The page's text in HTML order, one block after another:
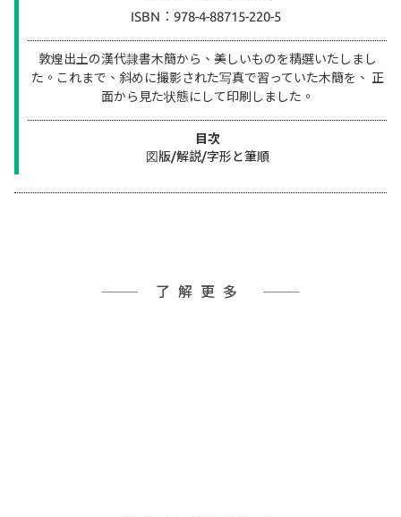
ISBN：978-4-88715-220-5
敦煌出土の漢代隷書木簡から、美しいものを精選いたしまし
た。これまで、斜めに撮影された写真で習っていた木簡を、 正
面から見た状態にして印刷しました。
目次
図版/解説/字形と筆順
了解更多